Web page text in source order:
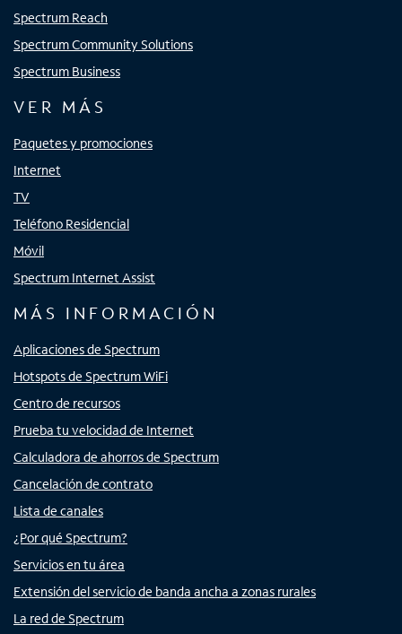
Spectrum Reach
Spectrum Community Solutions
Spectrum Business
VER MÁS
Paquetes y promociones
Internet
TV
Teléfono Residencial
Móvil
Spectrum Internet Assist
MÁS INFORMACIÓN
Aplicaciones de Spectrum
Hotspots de Spectrum WiFi
Centro de recursos
Prueba tu velocidad de Internet
Calculadora de ahorros de Spectrum
Cancelación de contrato
Lista de canales
¿Por qué Spectrum?
Servicios en tu área
Extensión del servicio de banda ancha a zonas rurales
La red de Spectrum